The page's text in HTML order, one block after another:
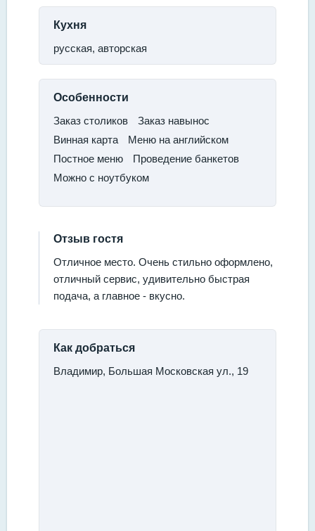
Кухня
русская, авторская
Особенности
​Заказ столиков​
Заказ навынос
Винная карта​
Меню на английском
​Постное меню
​Проведение банкетов​
Можно с ноутбуком
Отзыв гостя
Отличное место. Очень стильно оформлено,
отличный сервис, удивительно быстрая
подача, а главное - вкусно.
Как добраться
Владимир, Большая Московская ул., 19